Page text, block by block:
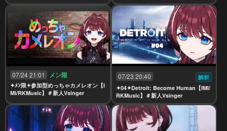
07/24 21:01 メン限
✦ﾒﾝ限✦参加型めっちゃカメレオン【I
MI/RKMusic】＃新人Vsinger
07/23 20:40
解析
✦04✦Detroit: Become Human【IMI/
RKMusic】＃新人Vsinger